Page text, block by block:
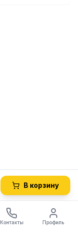
В корзину
Контакты Профиль